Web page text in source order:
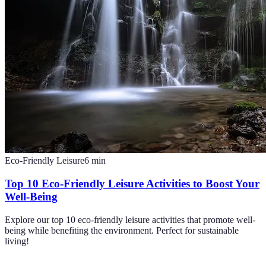
Eco-Friendly Leisure6 min
Top 10 Eco-Friendly Leisure Activities to Boost Your
Well-Being
Explore our top 10 eco-friendly leisure activities that promote well-
being while benefiting the environment. Perfect for sustainable
living!